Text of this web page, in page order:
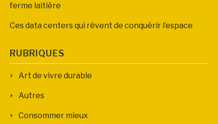
ferme laitière
Ces data centers qui rêvent de conquérir l’espace
RUBRIQUES
Art de vivre durable
Autres
Consommer mieux